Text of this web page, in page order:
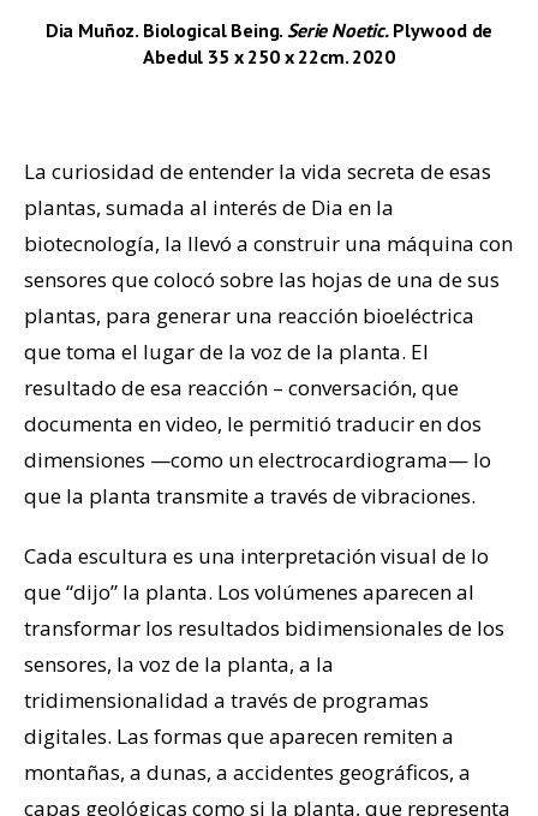
Dia Muñoz. Biological Being. Serie Noetic. Plywood de
Abedul 35 x 250 x 22cm. 2020
La curiosidad de entender la vida secreta de esas
plantas, sumada al interés de Dia en la
biotecnología, la llevó a construir una máquina con
sensores que colocó sobre las hojas de una de sus
plantas, para generar una reacción bioeléctrica
que toma el lugar de la voz de la planta. El
resultado de esa reacción – conversación, que
documenta en video, le permitió traducir en dos
dimensiones —como un electrocardiograma— lo
que la planta transmite a través de vibraciones.
Cada escultura es una interpretación visual de lo
que “dijo” la planta. Los volúmenes aparecen al
transformar los resultados bidimensionales de los
sensores, la voz de la planta, a la
tridimensionalidad a través de programas
digitales. Las formas que aparecen remiten a
montañas, a dunas, a accidentes geográficos, a
capas geológicas como si la planta, que representa